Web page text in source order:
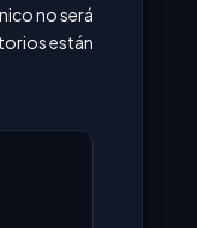
no será
están